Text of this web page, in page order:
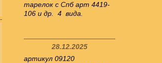
тарелок с Спб арт 4419-
106 и др. 4 вида.
28.12.2025
артикул 09120